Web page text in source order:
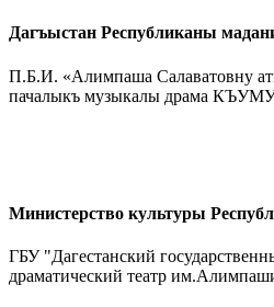
Дагъыстан Республиканы
П.Б.И. «Алимпаша Салаватовну
пачалыкъ музыкалы драма
Министерство культуры
ГБУ "Дагестанский
драматический театр